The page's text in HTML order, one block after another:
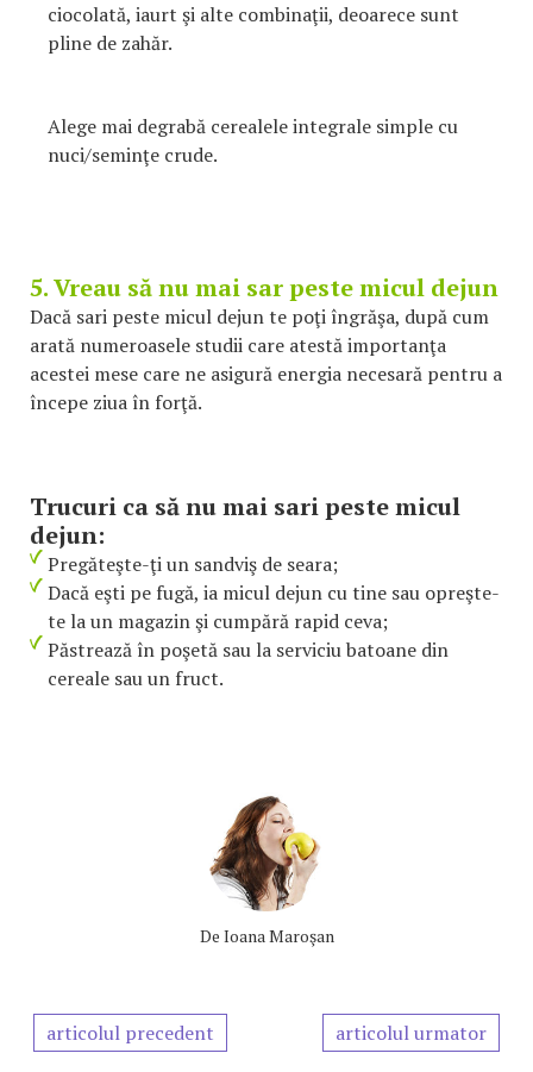
ciocolată, iaurt şi alte combinaţii, deoarece sunt
pline de zahăr.
Alege mai degrabă cerealele integrale simple cu
nuci/seminţe crude.
5. Vreau să nu mai sar peste micul dejun
Dacă sari peste micul dejun te poţi îngrăşa, după cum
arată numeroasele studii care atestă importanţa
acestei mese care ne asigură energia necesară pentru a
începe ziua în forţă.
Trucuri ca să nu mai sari peste micul
dejun:
Pregăteşte-ţi un sandviş de seara;
Dacă eşti pe fugă, ia micul dejun cu tine sau opreşte-
te la un magazin şi cumpără rapid ceva;
Păstrează în poşetă sau la serviciu batoane din
cereale sau un fruct.
De Ioana Maroşan
articolul precedent articolul urmator